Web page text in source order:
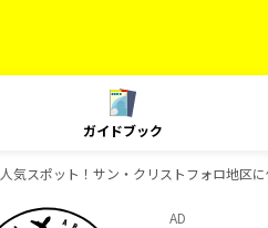
ガイドブック
気スポット！サン・クリストフォロ地区
AD